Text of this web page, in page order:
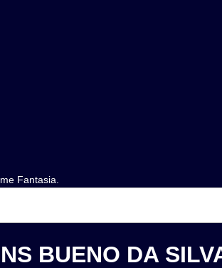
Fantasia.
BUENO DA